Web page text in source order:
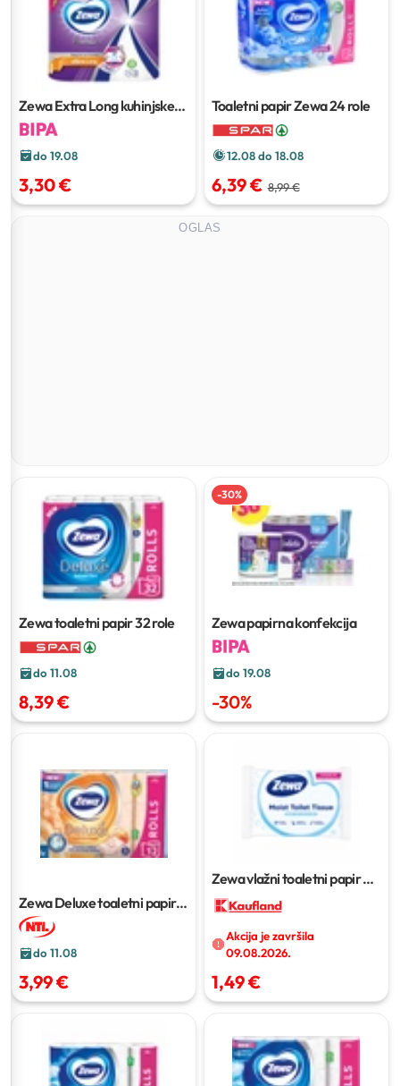
Zewa Extra Long kuhinjske
role2 kom
do 19.08
3,30 €
Toaletni papir Zewa24 role
12.08 do 18.08
6,39 € 8,99 €
OGLAS
Zewa toaletni papir32 role
do 11.08
8,39 €
-30%
Zewa papirna konfekcija
do 19.08
-30%
Zewa Deluxe toaletni papir
12 role
do 11.08
3,99 €
Zewa vlažni toaletni papir42
komada
Akcija je završila
09.08.2026.
1,49 €